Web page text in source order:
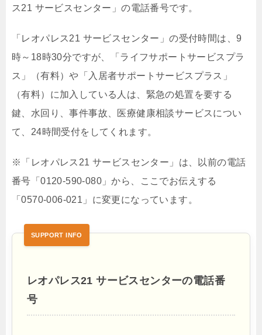
ス21 サービスセンター」の電話番号です。
「レオパレス21 サービスセンター」の受付時間は、9
時～18時30分ですが、「ライフサポートサービスプラ
ス」（有料）や「入居者サポートサービスプラス」
（有料）に加入している人は、緊急の処置を要する
鍵、水回り、事件事故、医療健康相談サービスについ
て、24時間受付をしてくれます。
※「レオパレス21 サービスセンター」は、以前の電話
番号「0120-590-080」から、ここでお伝えする
「0570-006-021」に変更になっています。
レオパレス21 サービスセンターの電話番
号